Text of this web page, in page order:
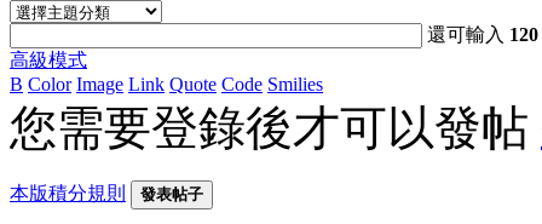
還可輸入 120
高級模式
B Color Image Link Quote Code Smilies
您需要登錄後才可以發帖
本版積分規則 發表帖子